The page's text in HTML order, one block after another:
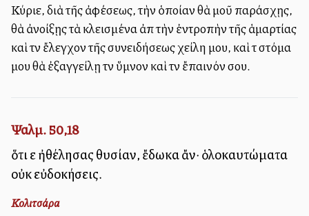
Κύριε, διὰ τῆς ἀφέσεως, τὴν ὁποίαν θὰ μοῦ παράσχῃς,
θὰ ἀνοίξῃς τὰ κλεισμένα ἀπὸ τὴν ἐντροπὴν τῆς ἁμαρτίας
καὶ τὸν ἔλεγχον τῆς συνειδήσεως χείλη μου, καὶ τὸ στόμα
μου θὰ ἐξαγγείλῃ τὸν ὕμνον καὶ τὸν ἔπαινόν σου.
Ψαλμ. 50,18
ὅτι εἰ ἠθέλησας θυσίαν, ἔδωκα ἄν· ὁλοκαυτώματα
οὐκ εὐδοκήσεις.
Κολιτσάρα